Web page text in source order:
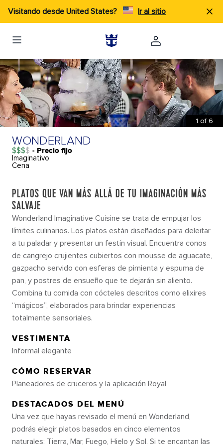
Visitando desde United States? Ir al sitio
QUÉ HACER
OVATION OF THE SEAS ®
DESCRIPCIÓN
NUEVAS FORMAS DE
DISFRUTAR DEL AGUA, BEBER
Y CENAR
El Ovation of the Seas®, un favorito de los
fanáticos, volverá totalmente rediseñado en la
primavera de 2026. Relájate en la cubierta de
piscinas completamente renovada con casitas
privadas. Sube el nivel de tu vida nocturna en el
Casino Royale℠ ampliado. Y escoge tu favorita
entre las mejores comidas de la flota. Ve lo que
se viene próximamente a continuación.
1 of 6
WONDERLAND
$$$ - Precio fijo
Imaginativo
Cena
PLATOS QUE VAN MÁS ALLÁ DE TU IMAGINACIÓN MÁS
SALVAJE
Wonderland Imaginative Cuisine se trata de empujar los
límites culinarios. Los platos están diseñados para deleitar
a tu paladar y presentar un festín visual. Encuentra conos
de cangrejo crujientes cubiertos con mousse de aguacate,
gazpacho servido con esferas de pimienta y espuma de
pan, y postres de ensueño que te dejarán sin aliento.
Combina tu comida con cócteles descritos como elixires
“mágicos”, elaborados para brindar experiencias
totalmente sensoriales.
VESTIMENTA
Informal elegante
CÓMO RESERVAR
Planeadores de cruceros y la aplicación Royal
DESTACADOS DEL MENÚ
Una vez que hayas revisado el menú en Wonderland,
podrás elegir platos basados en cinco elementos
naturales: Tierra, Mar, Fuego, Hielo y Sol. Si te encantan las